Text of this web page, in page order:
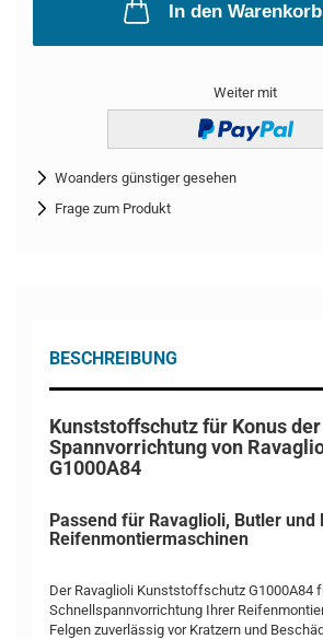
In den Warenkorb
Weiter mit
Woanders günstiger gesehen
Frage zum Produkt
BESCHREIBUNG
Kunststoffschutz für Konus der
Spannvorrichtung von
G1000A84
Passend für Ravaglioli, Butler und
Reifenmontiermaschinen
Der Ravaglioli Kunststoffschutz G1000A84
Schnellspannvorrichtung Ihrer
Felgen zuverlässig vor Kratzern und